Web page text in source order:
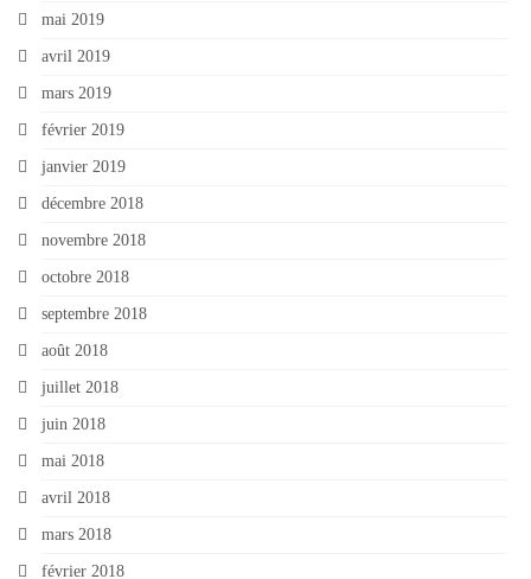
mai 2019
avril 2019
mars 2019
février 2019
janvier 2019
décembre 2018
novembre 2018
octobre 2018
septembre 2018
août 2018
juillet 2018
juin 2018
mai 2018
avril 2018
mars 2018
février 2018